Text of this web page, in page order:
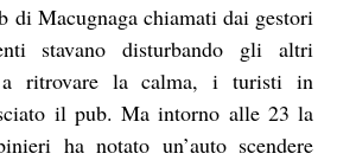
di Macugnaga chiamati dai gestori
stavano disturbando gli altri
a ritrovare la calma, i turisti in
il pub. Ma intorno alle 23 la
ha notato un’auto scendere